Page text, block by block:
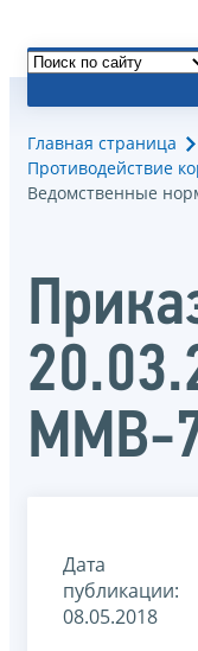
Главная страница
Противодействие
Ведомственные
ММВ-
Дата
публикации:
08.05.2018